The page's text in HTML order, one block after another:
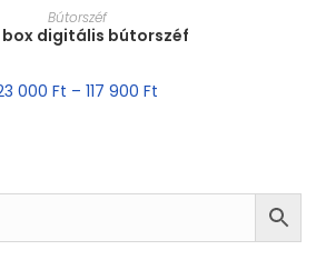
MÉRET VÁLASZTÁSA
Bútorszéf
box digitális bútorszéf
000 Ft – 117 900 Ft